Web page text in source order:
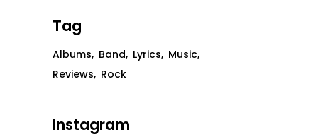
Tag
Albums Band Lyrics Music
Reviews Rock
Instagram